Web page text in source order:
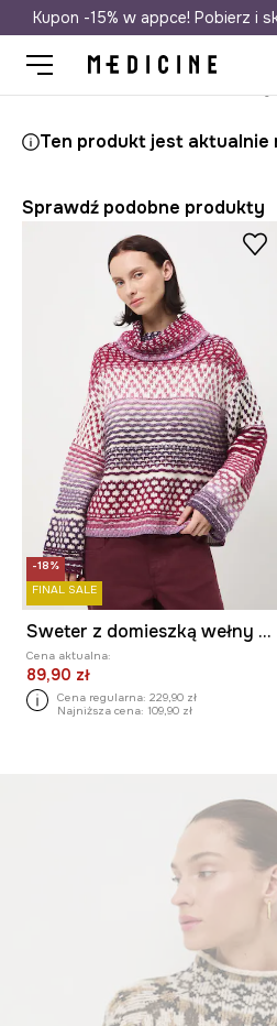
Darmowa dostawa
Kupon -15% w appce! Pobierz i
Ten produkt jest aktualnie
Sprawdź podobne produkty
-18%
FINAL SALE
Sweter z domieszką wełny damski żakardowy
Cena aktualna:
89,90 zł
Cena regularna: 229,90 zł
Najniższa cena: 109,90 zł